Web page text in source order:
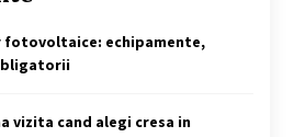
echipamente,
vizita cand alegi cresa in